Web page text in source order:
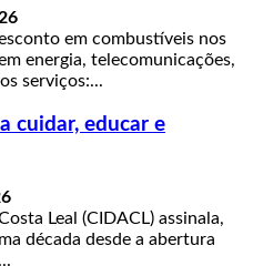
em combustíveis nos
energia, telecomunicações,
serviços:...
cuidar, educar e
Leal (CIDACL) assinala,
década desde a abertura